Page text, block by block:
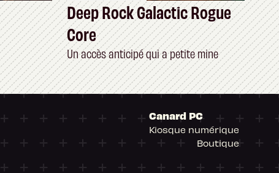
Deep Rock Galactic Rogue
Core
Un accès anticipé qui a petite mine
Canard PC
Kiosque numérique
Boutique